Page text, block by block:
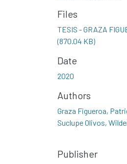
Files
TESIS - GRAZA
(870.04 KB)
Date
2020
Authors
Graza Figueroa,
Suclupe Olivos,
Publisher